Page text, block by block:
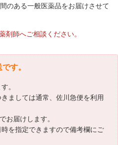
のある一般医薬品をお届けさせて
剤師へご相談ください。
す。
。
ましては通常、佐川急便を利用
お届けします。
を指定できますので備考欄にご